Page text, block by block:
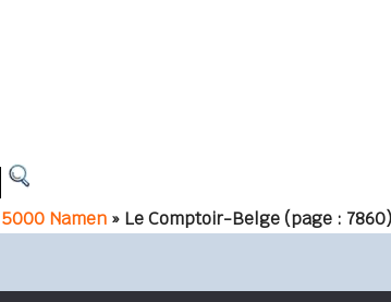
5000 Namen » Le Comptoir-Belge(page : 7860)